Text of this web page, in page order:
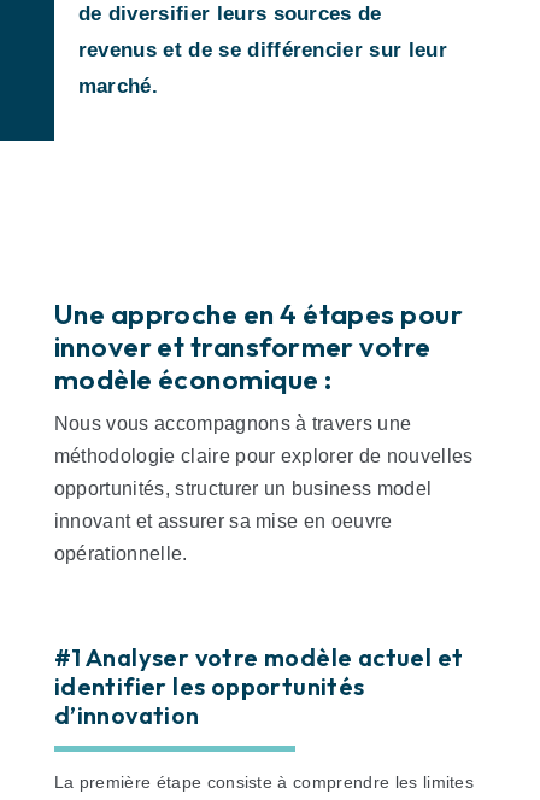
de diversifier leurs sources de
revenus et de se différencier sur leur
marché.
Une approche en 4 étapes pour
innover et transformer votre
modèle économique :
Nous vous accompagnons à travers une
méthodologie claire pour explorer de nouvelles
opportunités, structurer un business model
innovant et assurer sa mise en oeuvre
opérationnelle.
#1 Analyser votre modèle actuel et
identifier les opportunités
d’innovation
La première étape consiste à comprendre les limites